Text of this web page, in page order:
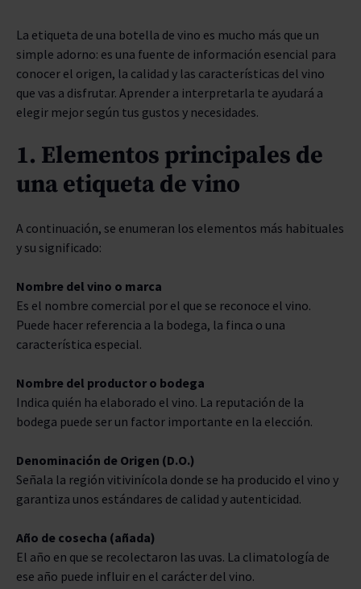
La etiqueta de una botella de vino es mucho más que un
simple adorno: es una fuente de información esencial para
conocer el origen, la calidad y las características del vino
que vas a disfrutar. Aprender a interpretarla te ayudará a
elegir mejor según tus gustos y necesidades.
1. Elementos principales de
una etiqueta de vino
A continuación, se enumeran los elementos más habituales
y su significado:
Nombre del vino o marca
Es el nombre comercial por el que se reconoce el vino.
Puede hacer referencia a la bodega, la finca o una
característica especial.
Nombre del productor o bodega
Indica quién ha elaborado el vino. La reputación de la
bodega puede ser un factor importante en la elección.
Denominación de Origen (D.O.)
Señala la región vitivinícola donde se ha producido el vino y
garantiza unos estándares de calidad y autenticidad.
Año de cosecha (añada)
El año en que se recolectaron las uvas. La climatología de
ese año puede influir en el carácter del vino.
ENVEJECIMIENTO
BODEGAS
PREMIOS